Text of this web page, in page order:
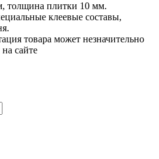
толщина плитки 10 мм.
клеевые составы,
товара может незначительно
сайте